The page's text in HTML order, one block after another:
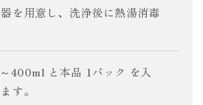
を用意し、洗浄後に熱湯消毒
400ml と本品 1パック を入
す。